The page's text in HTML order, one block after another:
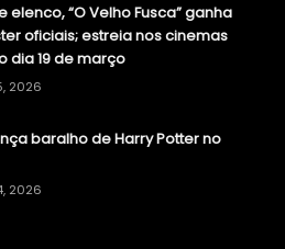
elenco, “O Velho Fusca” ganha
oficiais; estreia nos cinemas
dia 19 de março
2026
baralho de Harry Potter no
2026